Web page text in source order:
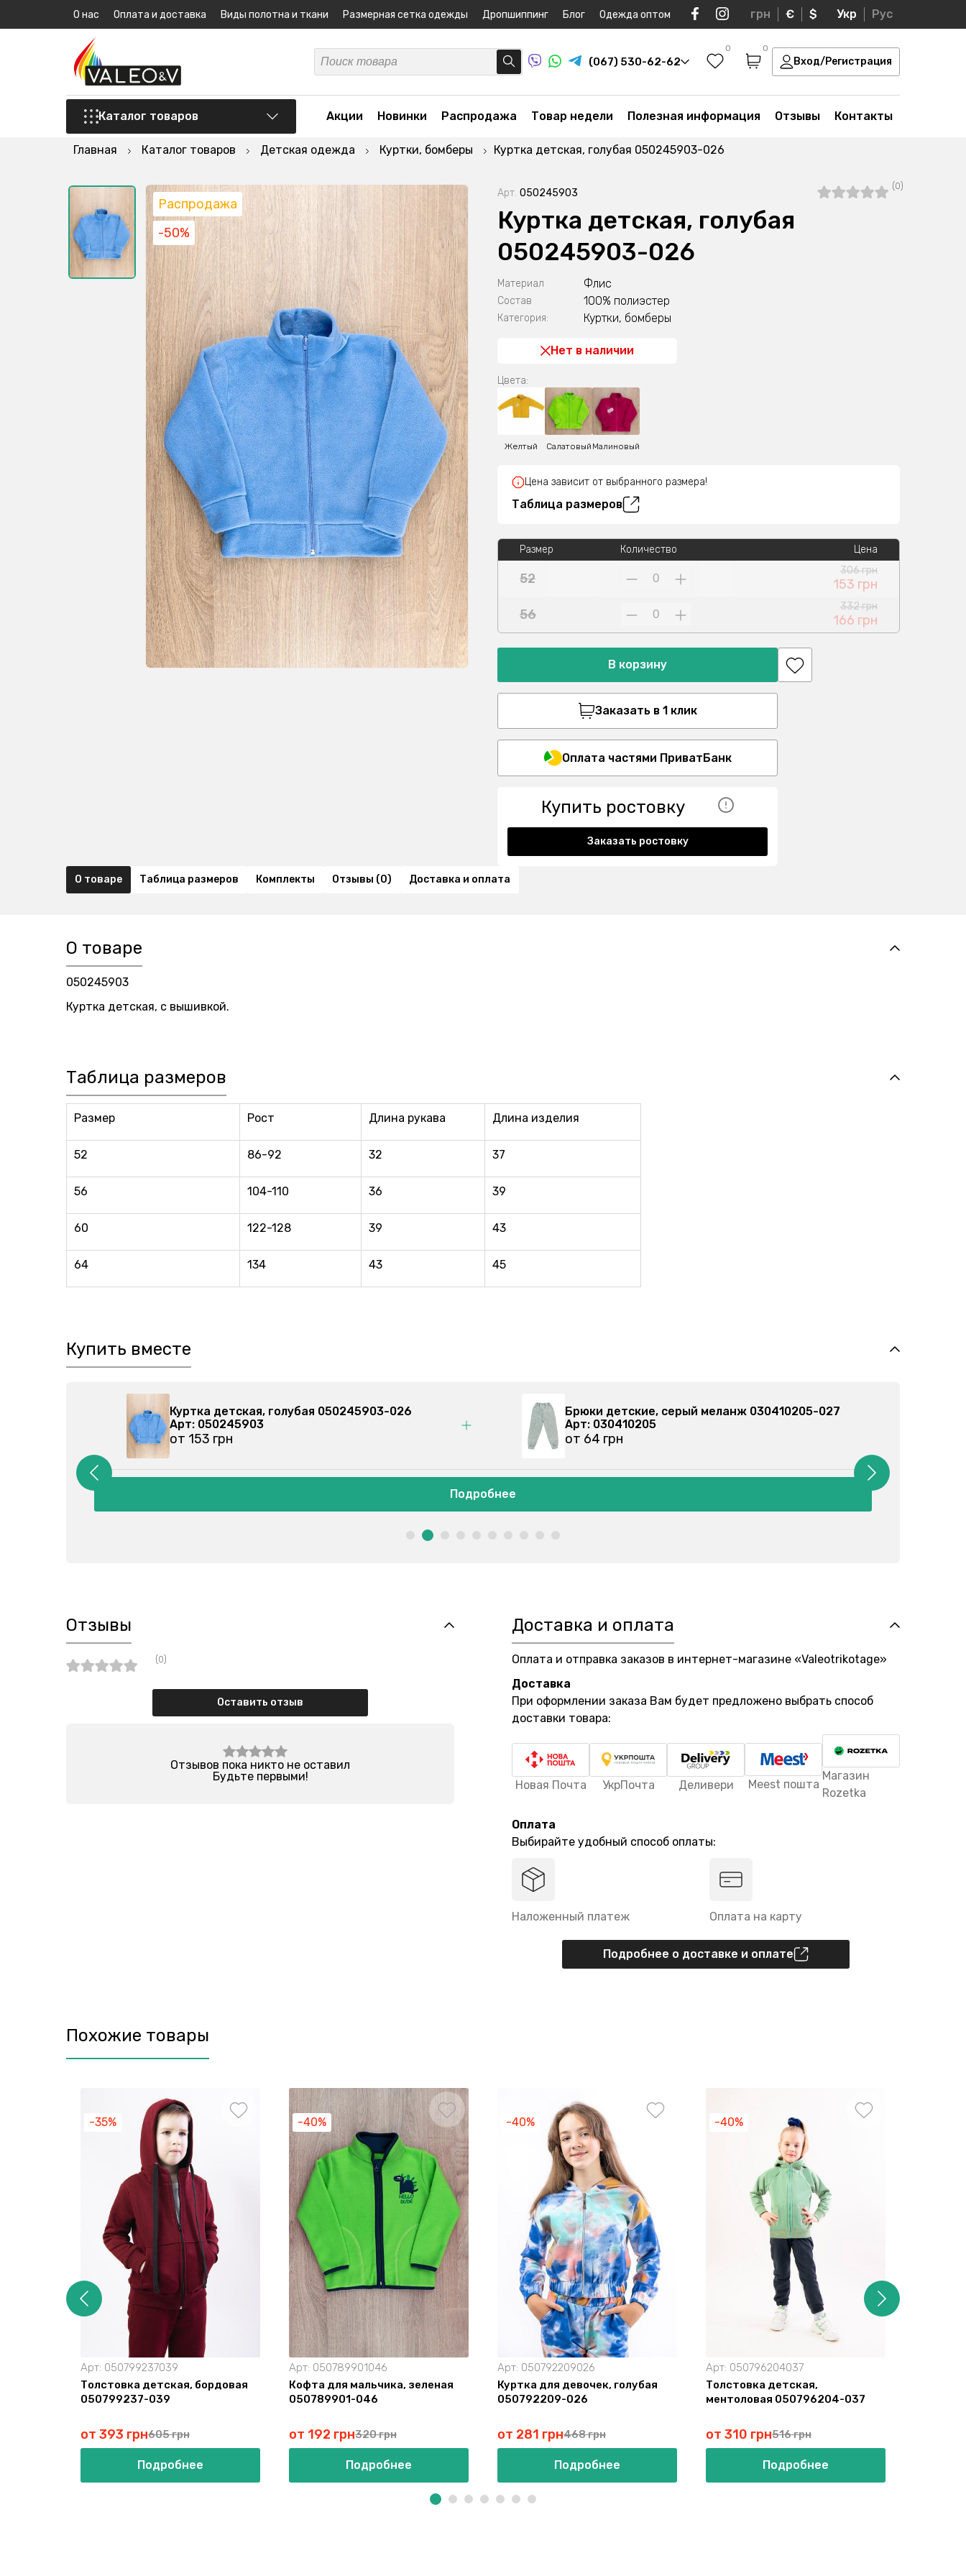
О нас Оплата и доставка Виды полотна и ткани Размерная сетка одежды Дропшиппинг Блог Одежда оптом грн € $ Укр Рус
(067) 530-62-62
0 0
Вход/Регистрация
Каталог товаров Акции Новинки Распродажа Товар недели Полезная информация Отзывы Контакты
Главная Каталог товаров Детская одежда Куртки, бомберы Куртка детская, голубая 050245903-026
Распродажа
-50%
Арт. 050245903
(0)
Куртка детская, голубая
050245903-026
Материал Флис
Состав 100% полиэстер
Категория: Куртки, бомберы
Нет в наличии
Цвета:
Желтый Салатовый Малиновый
Цена зависит от выбранного размера!
Таблица размеров
Размер
52
56
Количество
Цена
306 грн
153 грн
332 грн
166 грн
В корзину
Заказать в 1 клик
Оплата частями ПриватБанк
Купить ростовку
Заказать ростовку
О товаре Таблица размеров Комплекты Отзывы (0) Доставка и оплата
О товаре
050245903
Куртка детская, с вышивкой.
Таблица размеров
Размер Рост Длина рукава Длина изделия
52 86-92 32 37
56 104-110 36 39
60 122-128 39 43
64 134 43 45
Купить вместе
Куртка детская, голубая 050245903-026
Арт: 050245903
от 153 грн
Брюки спортивные, серые 030355201-023
Арт: 030355201
от 86 грн
Подробнее
Отзывы
(0)
Оставить отзыв
Отзывов пока никто не оставил
Будьте первыми!
Доставка и оплата
Оплата и отправка заказов в интернет-магазине «Valeotrikotage»
Доставка
При оформлении заказа Вам будет предложено выбрать способ
доставки товара:
Новая Почта УкрПочта Деливери Meest пошта
Магазин
Rozetka
Оплата
Выбирайте удобный способ оплаты:
Наложенный платеж Оплата на карту
Подробнее о доставке и оплате
Похожие товары
-35%
Арт: 050799237039
Толстовка детская, бордовая
050799237-039
от 393 грн605 грн
Подробнее
-40%
Арт: 050789901046
Кофта для мальчика, зеленая
050789901-046
от 192 грн320 грн
Подробнее
-40%
Арт: 050792209026
Куртка для девочек, голубая
050792209-026
от 281 грн468 грн
Подробнее
-40%
Арт: 050796204037
Толстовка детская,
ментоловая 050796204-037
от 310 грн516 грн
Подробнее